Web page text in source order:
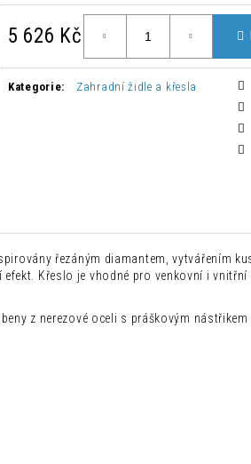
5 626 Kč
cena:
Kategorie: Zahradní židle a křesla
řezáným diamantem, vytvářením
Křeslo je vhodné pro venkovní i vnitřní
z nerezové oceli s práškovým nástřikem
ŽIDLE ZAHIRA 2 KUSY
8 300 Kč